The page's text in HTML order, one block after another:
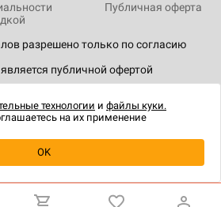
разрешено только по согласию
публичной офертой
Публичная оферта
технологии и файлы куки.
на их применение
OK